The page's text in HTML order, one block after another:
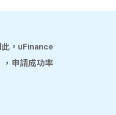
，uFinance
，申請成功率